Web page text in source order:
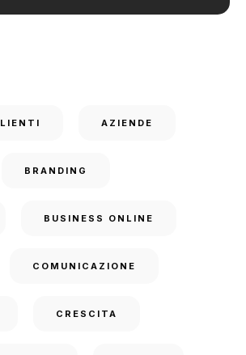
AZIENDE
BRANDING
BUSINESS ONLINE
COMUNICAZIONE
CRESCITA